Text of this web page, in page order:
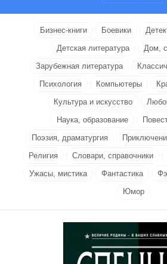
Бизнес-книги Боевики
Детская литература
Дом,
Зарубежная литература
Психология
Компьютеры
Культура и искусство
Наука, образование
Поэзия, драматургия
Религия
Словари, справочники
Ужасы, мистика
Фантастика
Юмор